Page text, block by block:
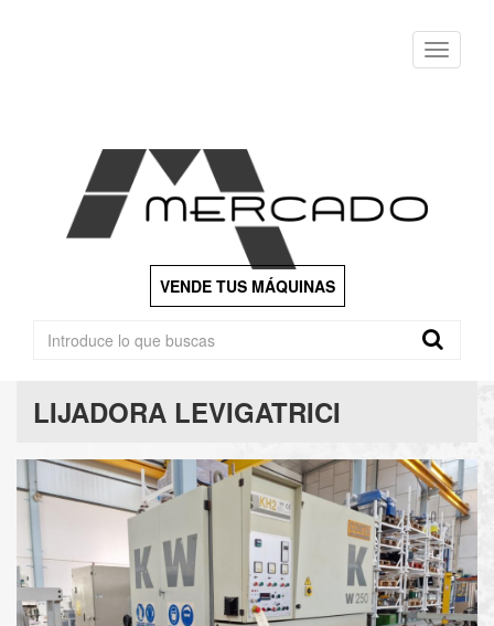
Menu
VENDE TUS MÁQUINAS
LIJADORA LEVIGATRICI